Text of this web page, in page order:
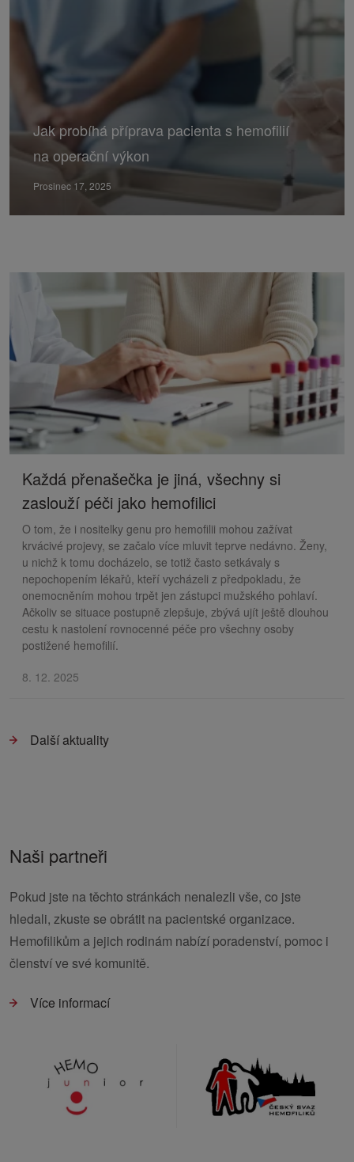
Jak probíhá příprava pacienta s hemofilií
na operační výkon
Prosinec 17, 2025
Každá přenašečka je jiná, všechny si
zaslouží péči jako hemofilici
O tom, že i nositelky genu pro hemofilii mohou zažívat
krvácivé projevy, se začalo více mluvit teprve nedávno. Ženy,
u nichž k tomu docházelo, se totiž často setkávaly s
nepochopením lékařů, kteří vycházeli z předpokladu, že
onemocněním mohou trpět jen zástupci mužského pohlaví.
Ačkoliv se situace postupně zlepšuje, zbývá ujít ještě dlouhou
cestu k nastolení rovnocenné péče pro všechny osoby
postižené hemofilií.
8. 12. 2025
Další aktuality
Naši partneři
Pokud jste na těchto stránkách nenalezli vše, co jste
hledali, zkuste se obrátit na pacientské organizace.
Hemofilikům a jejich rodinám nabízí poradenství, pomoc i
členství ve své komunitě.
Více informací